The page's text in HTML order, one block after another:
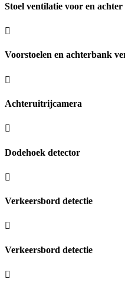
Stoel ventilatie voor en achter
Voorstoelen en achterbank
Achteruitrijcamera
Dodehoek detector
Verkeersbord detectie
Verkeersbord detectie